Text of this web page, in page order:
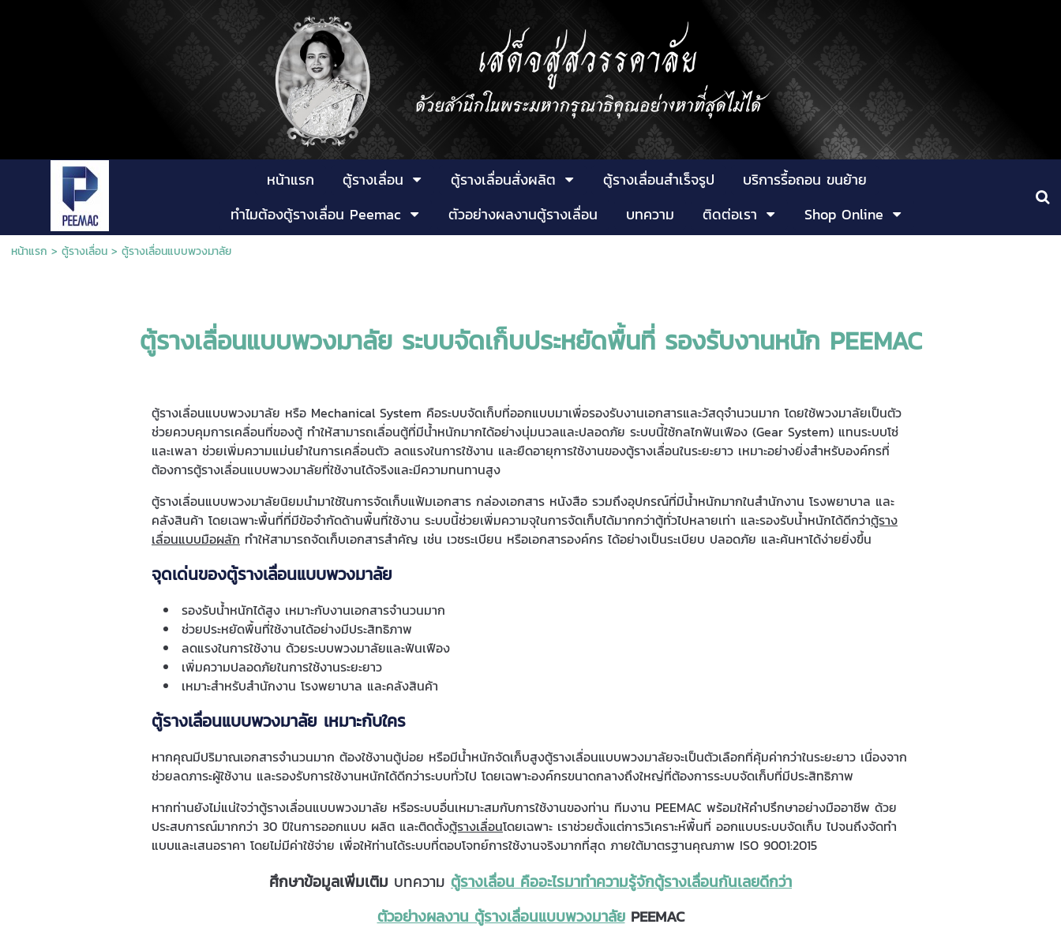
หน้าแรก ตู้รางเลื่อน ตู้รางเลื่อนสั่งผลิต ตู้รางเลื่อนสำเร็จรูป
บริการรื้อถอน ขนย้าย
ทำไมต้องตู้รางเลื่อน Peemac
ตัวอย่างผลงานตู้รางเลื่อน บทความ ติดต่อเรา Shop Online
หน้าแรก > ตู้รางเลื่อน> ตู้รางเลื่อนแบบพวงมาลัย
ตู้รางเลื่อนแบบพวงมาลัย ระบบจัดเก็บประหยัดพื้นที่ รองรับงานหนัก PEEMAC
ตู้รางเลื่อนแบบพวงมาลัย หรือ Mechanical System คือระบบจัดเก็บที่ออกแบบมาเพื่อรองรับงานเอกสารและวัสดุจำนวนมาก โดยใช้พวงมาลัยเป็นตัว
ช่วยควบคุมการเคลื่อนที่ของตู้ ทำให้สามารถเลื่อนตู้ที่มีน้ำหนักมากได้อย่างนุ่มนวลและปลอดภัย ระบบนี้ใช้กลไกฟันเฟือง (Gear System) แทนระบบโซ่
และเพลา ช่วยเพิ่มความแม่นยำในการเคลื่อนตัว ลดแรงในการใช้งาน และยืดอายุการใช้งานของตู้รางเลื่อนในระยะยาว เหมาะอย่างยิ่งสำหรับองค์กรที่
ต้องการตู้รางเลื่อนแบบพวงมาลัยที่ใช้งานได้จริงและมีความทนทานสูง
ตู้รางเลื่อนแบบพวงมาลัยนิยมนำมาใช้ในการจัดเก็บแฟ้มเอกสาร กล่องเอกสาร หนังสือ รวมถึงอุปกรณ์ที่มีน้ำหนักมากในสำนักงาน โรงพยาบาล และ
คลังสินค้า โดยเฉพาะพื้นที่ที่มีข้อจำกัดด้านพื้นที่ใช้งาน ระบบนี้ช่วยเพิ่มความจุในการจัดเก็บได้มากกว่าตู้ทั่วไปหลายเท่า และรองรับน้ำหนักได้ดีกว่าตู้ราง
เลื่อนแบบมือผลัก ทำให้สามารถจัดเก็บเอกสารสำคัญ เช่น เวชระเบียน หรือเอกสารองค์กร ได้อย่างเป็นระเบียบ ปลอดภัย และค้นหาได้ง่ายยิ่งขึ้น
จุดเด่นของตู้รางเลื่อนแบบพวงมาลัย
รองรับน้ำหนักได้สูง เหมาะกับงานเอกสารจำนวนมาก
ช่วยประหยัดพื้นที่ใช้งานได้อย่างมีประสิทธิภาพ
ลดแรงในการใช้งาน ด้วยระบบพวงมาลัยและฟันเฟือง
เพิ่มความปลอดภัยในการใช้งานระยะยาว
เหมาะสำหรับสำนักงาน โรงพยาบาล และคลังสินค้า
ตู้รางเลื่อนแบบพวงมาลัย เหมาะกับใคร
หากคุณมีปริมาณเอกสารจำนวนมาก ต้องใช้งานตู้บ่อย หรือมีน้ำหนักจัดเก็บสูงตู้รางเลื่อนแบบพวงมาลัยจะเป็นตัวเลือกที่คุ้มค่ากว่าในระยะยาว เนื่องจาก
ช่วยลดภาระผู้ใช้งาน และรองรับการใช้งานหนักได้ดีกว่าระบบทั่วไป โดยเฉพาะองค์กรขนาดกลางถึงใหญ่ที่ต้องการระบบจัดเก็บที่มีประสิทธิภาพ
หากท่านยังไม่แน่ใจว่าตู้รางเลื่อนแบบพวงมาลัย หรือระบบอื่นเหมาะสมกับการใช้งานของท่าน ทีมงาน PEEMAC พร้อมให้คำปรึกษาอย่างมืออาชีพ ด้วย
ประสบการณ์มากกว่า 30 ปีในการออกแบบ ผลิต และติดตั้งตู้รางเลื่อนโดยเฉพาะ เราช่วยตั้งแต่การวิเคราะห์พื้นที่ ออกแบบระบบจัดเก็บ ไปจนถึงจัดทำ
แบบและเสนอราคา โดยไม่มีค่าใช้จ่าย เพื่อให้ท่านได้ระบบที่ตอบโจทย์การใช้งานจริงมากที่สุด ภายใต้มาตรฐานคุณภาพ ISO 9001:2015
ศึกษาข้อมูลเพิ่มเติม บทความ ตู้รางเลื่อน คืออะไรมาทำความรู้จักตู้รางเลื่อนกันเลยดีกว่า
ตัวอย่างผลงาน ตู้รางเลื่อนแบบพวงมาลัย PEEMAC